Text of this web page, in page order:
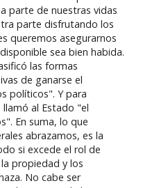
parte de nuestras vidas
parte disfrutando los
queremos asegurarnos
sea bien habida.
las formas
de ganarse el
políticos". Y para
al Estado "el
En suma, lo que
abrazamos, es la
si excede el rol de
propiedad y los
No cabe ser